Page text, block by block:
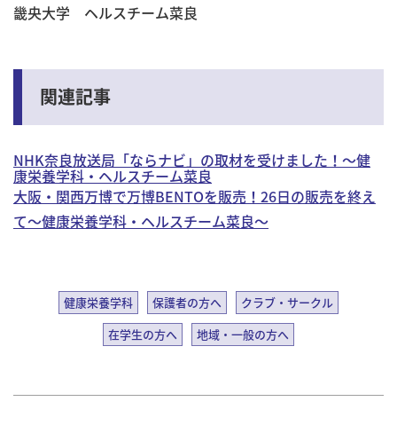
畿央大学 ヘルスチーム菜良
関連記事
NHK奈良放送局「ならナビ」の取材を受けました！～健
康栄養学科・ヘルスチーム菜良
大阪・関西万博で万博BENTOを販売！26日の販売を終え
て～健康栄養学科・ヘルスチーム菜良～
健康栄養学科 保護者の方へ
クラブ・サークル
在学生の方へ
地域・一般の方へ